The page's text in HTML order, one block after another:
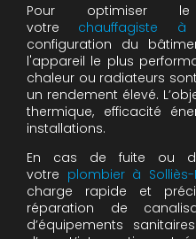
Pour optimiser le
votre chauffagiste à
configuration du
l'appareil le plus
chaleur ou radiateurs
un rendement élevé.
thermique, efficacité
installations.
En cas de fuite ou
votre plombier à Solliès-
charge rapide et
réparation de
d’équipements